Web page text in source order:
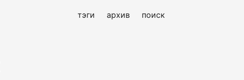
тэги архив поиск